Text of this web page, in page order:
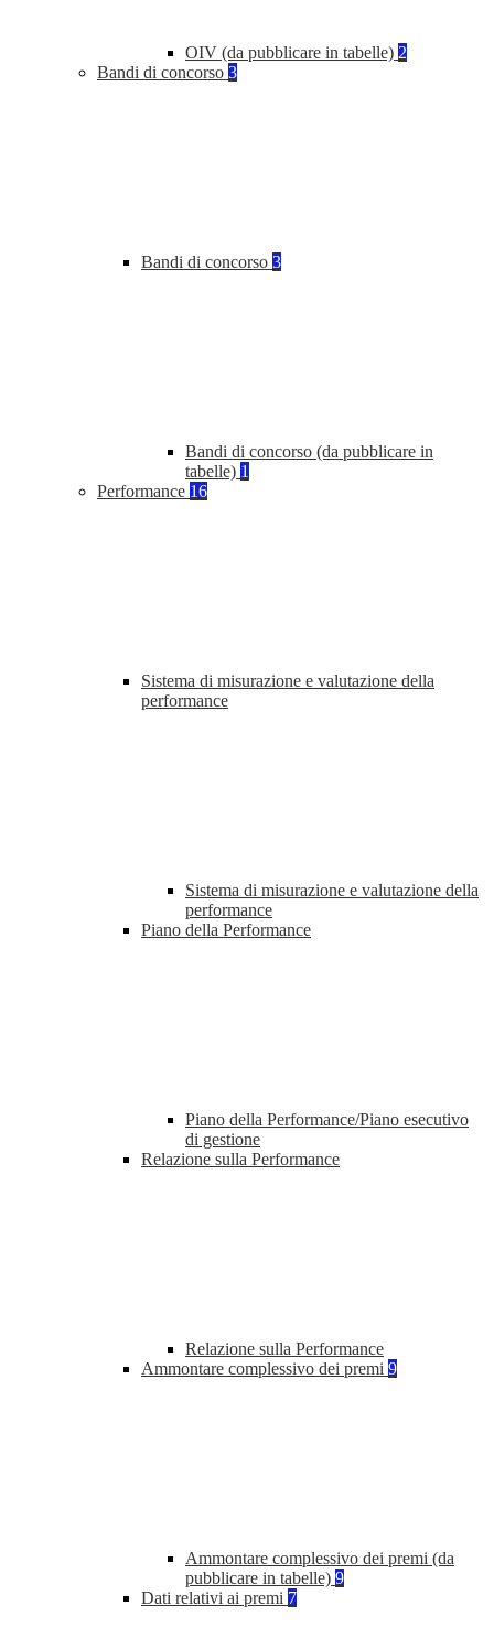
OIV (da pubblicare in tabelle) 2
Bandi di concorso 3
Bandi di concorso 3
Bandi di concorso (da pubblicare in
tabelle) 1
Performance 16
Sistema di misurazione e valutazione della
performance
Sistema di misurazione e valutazione della
performance
Piano della Performance
Piano della Performance/Piano esecutivo
di gestione
Relazione sulla Performance
Relazione sulla Performance
Ammontare complessivo dei premi 9
Ammontare complessivo dei premi (da
pubblicare in tabelle) 9
Dati relativi ai premi 7